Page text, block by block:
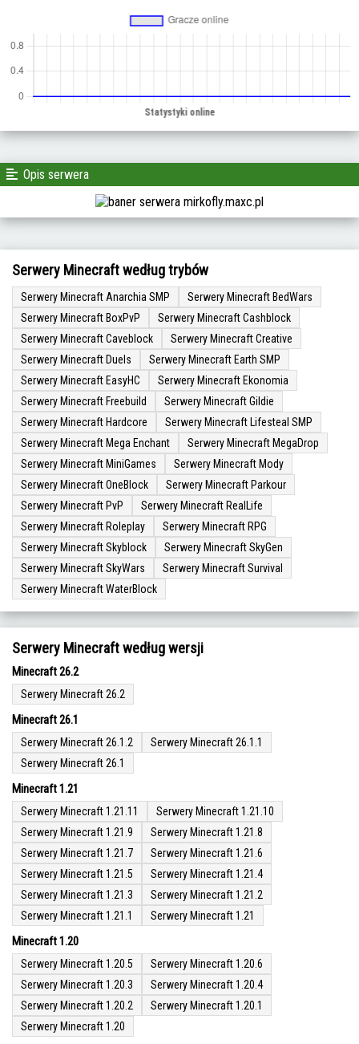
Opis serwera
Serwery Minecraft według trybów
Serwery Minecraft Anarchia SMP
Serwery Minecraft BedWars
Serwery Minecraft BoxPvP
Serwery Minecraft Cashblock
Serwery Minecraft Caveblock
Serwery Minecraft Creative
Serwery Minecraft Duels
Serwery Minecraft Earth SMP
Serwery Minecraft EasyHC
Serwery Minecraft Ekonomia
Serwery Minecraft Freebuild
Serwery Minecraft Gildie
Serwery Minecraft Hardcore
Serwery Minecraft Lifesteal SMP
Serwery Minecraft Mega Enchant
Serwery Minecraft MegaDrop
Serwery Minecraft MiniGames
Serwery Minecraft Mody
Serwery Minecraft OneBlock
Serwery Minecraft Parkour
Serwery Minecraft PvP
Serwery Minecraft RealLife
Serwery Minecraft Roleplay
Serwery Minecraft RPG
Serwery Minecraft Skyblock
Serwery Minecraft SkyGen
Serwery Minecraft SkyWars
Serwery Minecraft Survival
Serwery Minecraft WaterBlock
Serwery Minecraft według wersji
Minecraft 26.2
Serwery Minecraft 26.2
Minecraft 26.1
Serwery Minecraft 26.1.2
Serwery Minecraft 26.1.1
Serwery Minecraft 26.1
Minecraft 1.21
Serwery Minecraft 1.21.11
Serwery Minecraft 1.21.10
Serwery Minecraft 1.21.9
Serwery Minecraft 1.21.8
Serwery Minecraft 1.21.7
Serwery Minecraft 1.21.6
Serwery Minecraft 1.21.5
Serwery Minecraft 1.21.4
Serwery Minecraft 1.21.3
Serwery Minecraft 1.21.2
Serwery Minecraft 1.21.1
Serwery Minecraft 1.21
Minecraft 1.20
Serwery Minecraft 1.20.5
Serwery Minecraft 1.20.6
Serwery Minecraft 1.20.3
Serwery Minecraft 1.20.4
Serwery Minecraft 1.20.2
Serwery Minecraft 1.20.1
Serwery Minecraft 1.20